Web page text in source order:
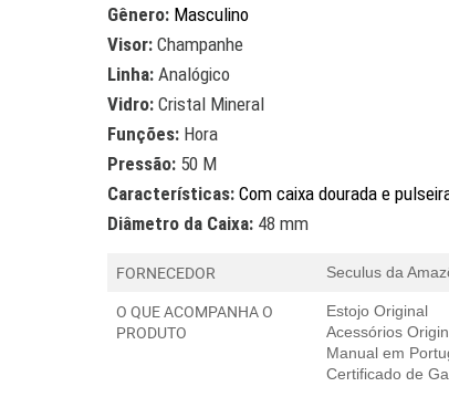
Gênero: Masculino
Visor: Champanhe
Linha: Analógico
Vidro: Cristal Mineral
Funções: Hora
Pressão: 50 M
Características: Com caixa dourada e
Diâmetro da Caixa: 48 mm
FORNECEDOR Seculus da
O QUE ACOMPANHA O
PRODUTO
Estojo Original
Acessórios
Manual em
Certificado de